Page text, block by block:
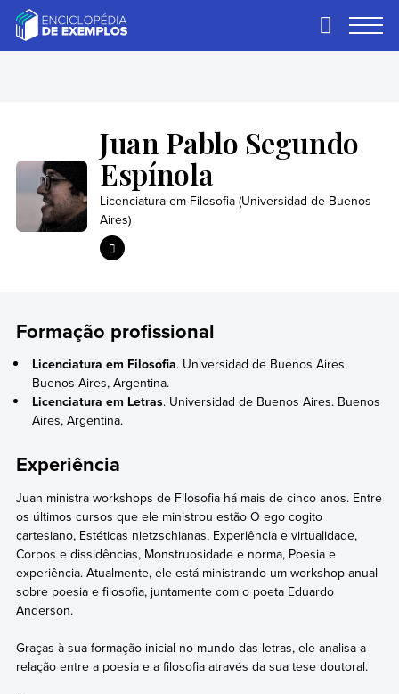
contentExemplos
Precisa de
Primary
Juan Pablo Segundo
Espínola
Licenciatura em Filosofia (Universidad de Buenos
Aires)
Formação profissional
Licenciatura em Filosofia. Universidad de Buenos Aires.
Buenos Aires, Argentina.
Licenciatura em Letras. Universidad de Buenos Aires. Buenos
Aires, Argentina.
Experiência
Juan ministra workshops de Filosofia há mais de cinco anos. Entre
os últimos cursos que ele ministrou estão O ego cogito
cartesiano, Estéticas nietzschianas, Experiência e virtualidade,
Corpos e dissidências, Monstruosidade e norma, Poesia e
experiência. Atualmente, ele está ministrando um workshop anual
sobre poesia e filosofia, juntamente com o poeta Eduardo
Anderson.
Graças à sua formação inicial no mundo das letras, ele analisa a
relação entre a poesia e a filosofia através da sua tese doutoral.